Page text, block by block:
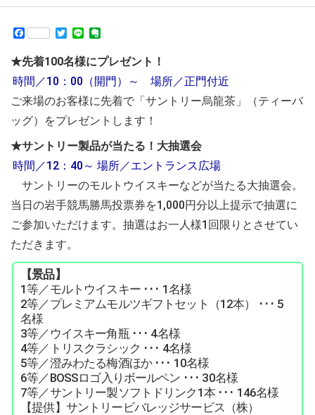
FacebookTwitter
Line
★先着100名様にプレゼント！
時間／10：00（開門）～ 場所／正門付近
ご来場のお客様に先着で「サントリー烏龍茶」（ティーバ
ッグ）をプレゼントします！
★サントリー製品が当たる！大抽選会
時間／12：40～ 場所／エントランス広場
サントリーのモルトウイスキーなどが当たる大抽選会。
当日の岩手競馬勝馬投票券を1,000円分以上提示で抽選に
ご参加いただけます。抽選はお一人様1回限りとさせてい
ただきます。
【景品】
1等／モルトウイスキー ･･･ 1名様
2等／プレミアムモルツギフトセット（12本） ･･･ 5
名様
3等／ウイスキー角瓶 ･･･ 4名様
4等／トリスクラシック ･･･ 4名様
5等／澄みわたる梅酒ほか ･･･ 10名様
6等／BOSSロゴ入りボールペン ･･･ 30名様
7等／サントリー製ソフトドリンク1本 ･･･ 146名様
【提供】サントリービバレッジサービス（株）